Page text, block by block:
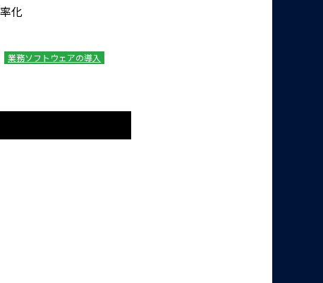
化
業務ソフトウェアの導入